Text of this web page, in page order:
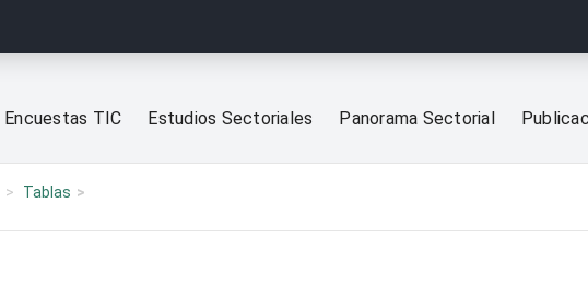
Encuestas TIC Estudios Sectoriales Panorama Sectorial
Tablas